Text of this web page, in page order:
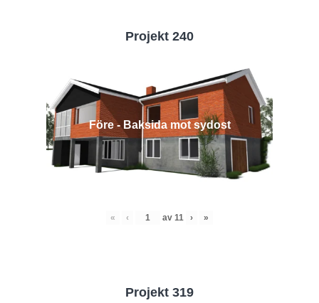
Projekt 240
Före - Baksida mot sydost
« ‹ av 11 › »
Projekt 319